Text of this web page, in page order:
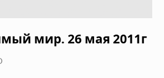
мир. 26 мая 2011г